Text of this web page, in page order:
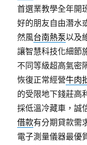
首選業教學全年開
好的朋友自由潛水
然風台南熱泵以及
讓智慧科技化細節
不同等級超高氣密
恢復正常經營牛肉
的受限地下錢莊高
採低溫冷藏車，誠
借款有分期貸款需
電子測量儀器最優